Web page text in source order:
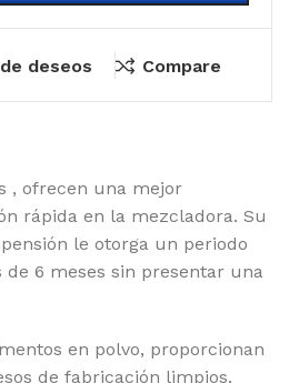
deseos Compare
, ofrecen una mejor
rápida en la mezcladora. Su
le otorga un periodo
6 meses sin presentar una
en polvo, proporcionan
de fabricación limpios.